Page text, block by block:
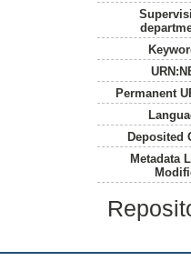
Permanent
Deposited
Metadata